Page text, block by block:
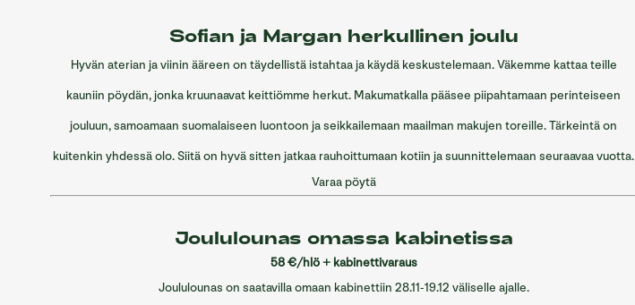
Sofian ja Margan herkullinen joulu
Hyvän aterian ja viinin ääreen on täydellistä istahtaa ja käydä keskustelemaan. Väkemme kattaa teille
kauniin pöydän, jonka kruunaavat keittiömme herkut. Makumatkalla pääsee piipahtamaan perinteiseen
jouluun, samoamaan suomalaiseen luontoon ja seikkailemaan maailman makujen toreille. Tärkeintä on
kuitenkin yhdessä olo. Siitä on hyvä sitten jatkaa rauhoittumaan kotiin ja suunnittelemaan seuraavaa vuotta.
Varaa pöytä
Joululounas omassa kabinetissa
58 €/hlö + kabinettivaraus
Joululounas on saatavilla omaan kabinettiin 28.11-19.12 väliselle ajalle.